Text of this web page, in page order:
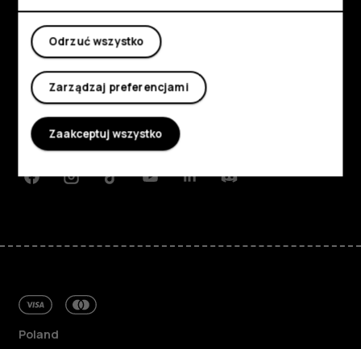
Moje konto
Poznaj
Informacje
Planet and people
Wsparcie
FacebookInstagramTiktokYoutubeLinkedinDiscord
Poland
Odrzuć wszystko
Zarządzaj preferencjami
Zaakceptuj wszystko